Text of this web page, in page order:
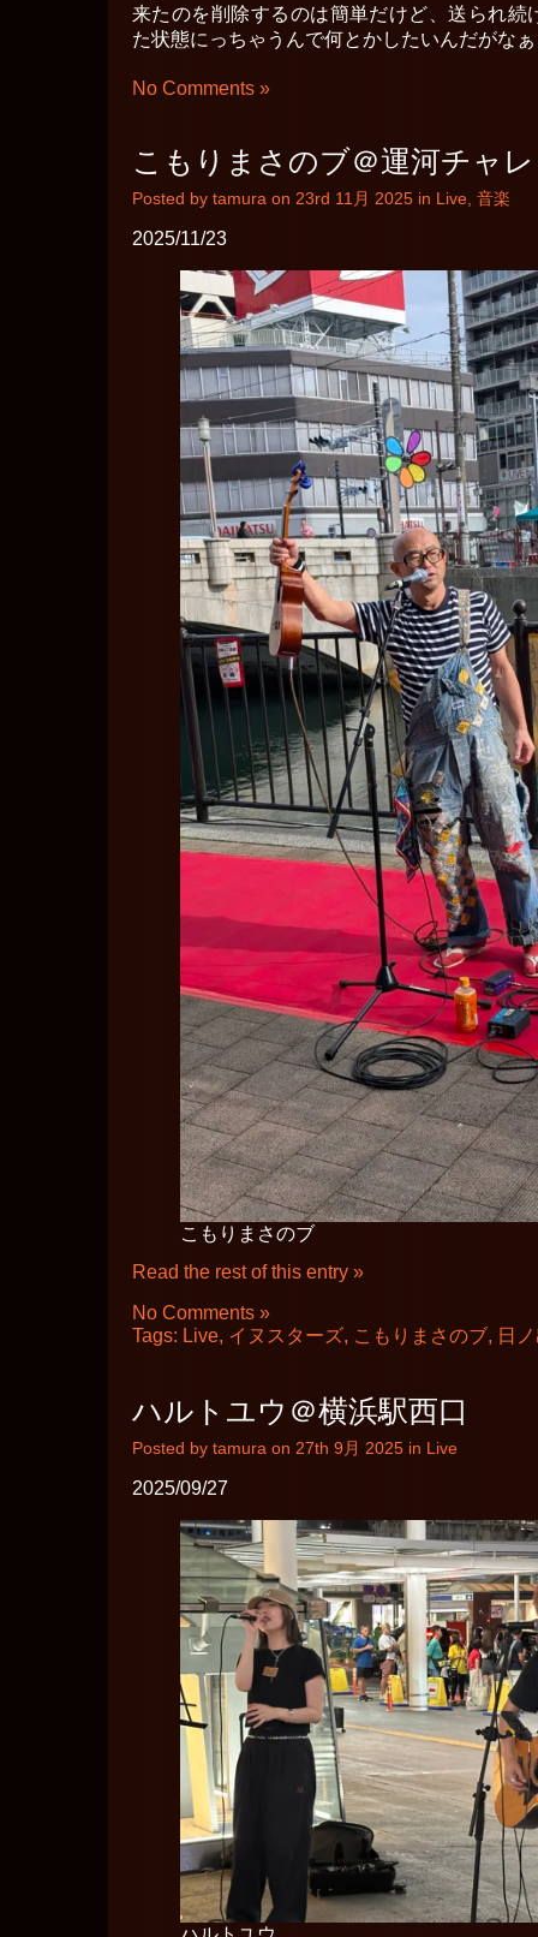
来たのを削除するのは簡単だけど、送られ続
た状態にっちゃうんで何とかしたいんだがなぁ
No Comments »
こもりまさのブ＠運河チャ
Posted by tamura on 23rd 11月 2025 in Live 音楽
2025/11/23
こもりまさのブ
Read the rest of this entry »
No Comments »
Tags: Live, イヌスターズ, こもりまさのブ, 日
ハルトユウ＠横浜駅西口
Posted by tamura on 27th 9月 2025 in Live
2025/09/27